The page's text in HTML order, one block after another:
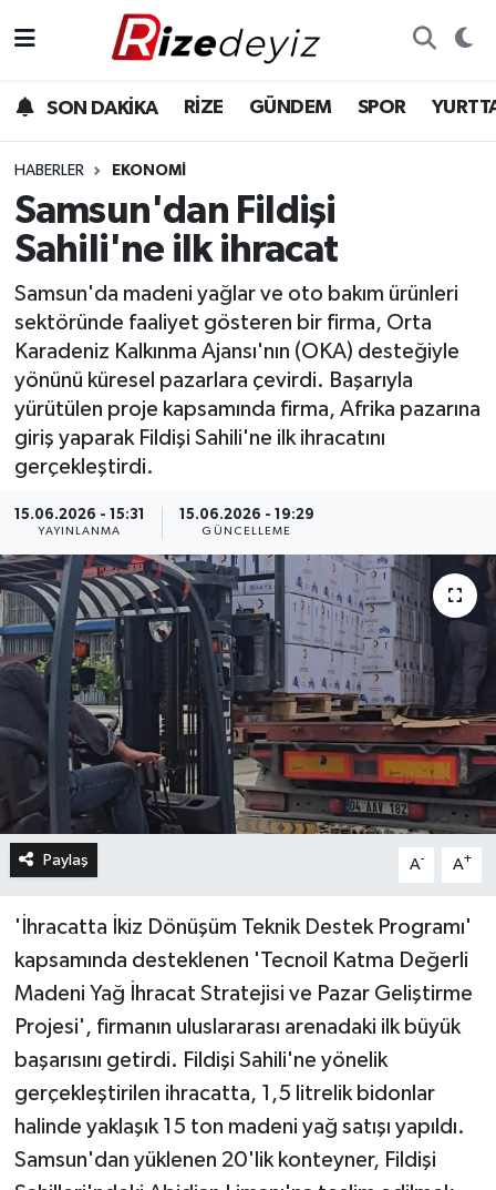
SON DAKİKA RİZE GÜNDEM SPOR
HABERLER EKONOMI
Samsun'dan Fildişi
Sahili'ne ilk ihracat
Samsun'da madeni yağlar ve oto bakım ürünleri
sektöründe faaliyet gösteren bir firma, Orta
Karadeniz Kalkınma Ajansı'nın (OKA) desteğiyle
yönünü küresel pazarlara çevirdi. Başarıyla
yürütülen proje kapsamında firma, Afrika pazarına
giriş yaparak Fildişi Sahili'ne ilk ihracatını
gerçekleştirdi.
15.06.2026 - 15:31
YAYINLANMA
15.06.2026 - 19:29
GÜNCELLEME
Paylaş A- A+
'İhracatta İkiz Dönüşüm Teknik Destek Programı'
kapsamında desteklenen 'Tecnoil Katma Değerli
Madeni Yağ İhracat Stratejisi ve Pazar Geliştirme
Projesi', firmanın uluslararası arenadaki ilk büyük
başarısını getirdi. Fildişi Sahili'ne yönelik
gerçekleştirilen ihracatta, 1,5 litrelik bidonlar
halinde yaklaşık 15 ton madeni yağ satışı yapıldı.
Samsun'dan yüklenen 20'lik konteyner, Fildişi
Gündem
Yurttan Haberler
Ekonomi
Teknoloji
Rize Hava Durumu
Rize Trafik Yoğunluk Haritası
Süper Lig Puan Durumu ve Fikstür
Tüm Manşetler
Son Dakika Haberleri
Haber Arşivi